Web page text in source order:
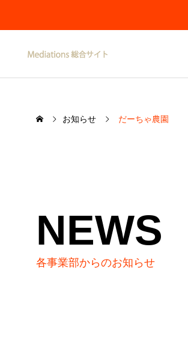
お知らせ だーちゃ農園
NEWS
各事業部からのお知らせ